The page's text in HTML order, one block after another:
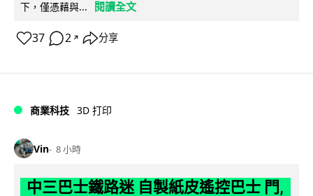
下，僅憑藉與...
閱讀全文
37 2 ↗ 分享
商業科技 3D 打印
Vin 8 小時
中三巴士鐵路迷 自製紙皮遙控巴士 門,